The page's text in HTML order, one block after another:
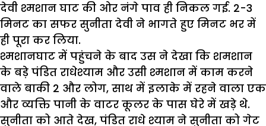
देवी श्मशान घाट की ओर नंगे पाव ही निकल गई. 2-3
मिनट का सफर सुनीता देवी ने भागते हुए मिनट भर में
ही पूरा कर लिया.
श्मशानघाट में पहुंचने के बाद उस ने देखा कि शमशान
के बड़े पंडित राधेश्याम और उसी श्मशान में काम करने
वाले बाकी 2 और लोग, साथ में इलाके में रहने वाला एक
और व्यक्ति पानी के वाटर कूलर के पास घेरे में खड़े थे.
सुनीता को आते देख, पंडित राधे श्याम ने सुनीता को गेट